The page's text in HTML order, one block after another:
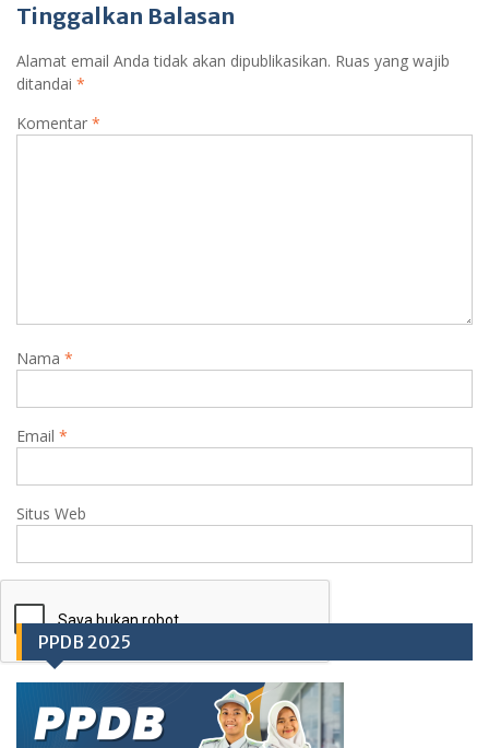
Tinggalkan Balasan
Alamat email Anda tidak akan dipublikasikan. Ruas yang wajib
ditandai *
Komentar *
Nama *
Email *
Situs Web
PPDB 2025